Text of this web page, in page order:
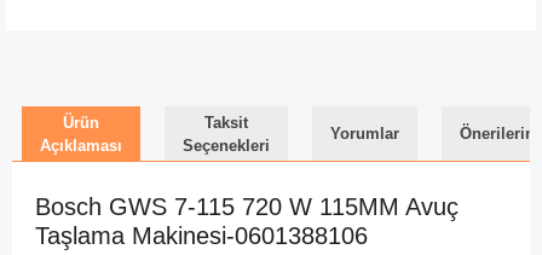
Ürün
Açıklaması
Taksit
Seçenekleri
Yorumlar
Bosch GWS 7-115 720 W 115MM Avuç
Taşlama Makinesi-0601388106